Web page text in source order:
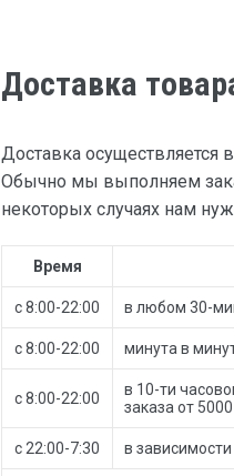
Доставка
Доставка осуществляется
Обычно мы выполняем
некоторых случаях нам
Время
с 8:00-22:00 в любом 30-
с 8:00-22:00 минута в
с 8:00-22:00
в 10-ти
заказа от
с 22:00-7:30 в